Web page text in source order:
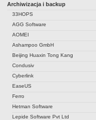
Archiwizacja i backup
33HOPS
AGG Software
AOMEI
Ashampoo GmbH
Beijing Huaxin Tong Kang
Condusiv
Cyberlink
EaseUS
Ferro
Hetman Software
Lepide Software Pvt Ltd